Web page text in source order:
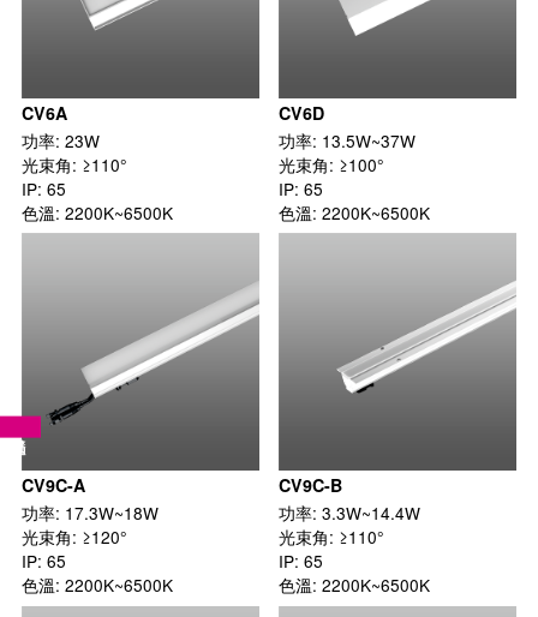
CV6A
功率: 23W
光束角: ≥110°
IP: 65
色溫: 2200K~6500K
CV6D
功率: 13.5W~37W
光束角: ≥100°
IP: 65
色溫: 2200K~6500K
CV9C-A
功率: 17.3W~18W
光束角: ≥120°
IP: 65
色溫: 2200K~6500K
CV9C-B
功率: 3.3W~14.4W
光束角: ≥110°
IP: 65
色溫: 2200K~6500K